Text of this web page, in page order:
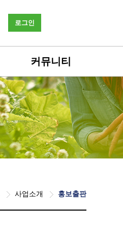
로그인
커뮤니티
사업소개 홍보출판